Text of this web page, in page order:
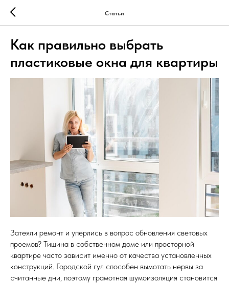
Статьи
Как правильно выбрать
пластиковые окна для квартиры
Затеяли ремонт и уперлись в вопрос обновления световых
проемов? Тишина в собственном доме или просторной
квартире часто зависит именно от качества установленных
конструкций. Городской гул способен вымотать нервы за
считанные дни, поэтому грамотная шумоизоляция становится